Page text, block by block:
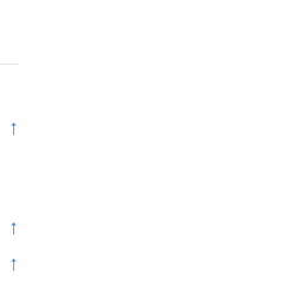
↑
↑
↑